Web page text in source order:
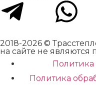
2018-2026 ©
на сайте не являются
Политика